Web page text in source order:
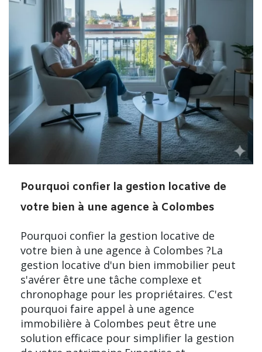
Pourquoi confier la gestion locative de
votre bien à une agence à Colombes
Pourquoi confier la gestion locative de
votre bien à une agence à Colombes ?La
gestion locative d'un bien immobilier peut
s'avérer être une tâche complexe et
chronophage pour les propriétaires. C'est
pourquoi faire appel à une agence
immobilière à Colombes peut être une
solution efficace pour simplifier la gestion